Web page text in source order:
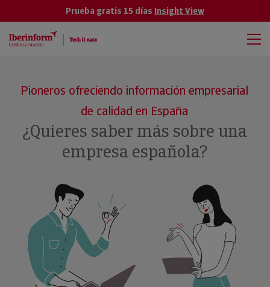
Prueba gratis 15 días Insight View
Pioneros ofreciendo información empresarial
de calidad en España
¿Quieres saber más sobre una
empresa española?